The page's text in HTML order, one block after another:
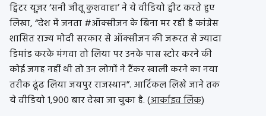
ट्विटर यूज़र ‘सनी जीतू कुशवाहा’ ने ये वीडियो ट्वीट करते हुए
लिखा, “देश में जनता #ऑक्सीजन के बिना मर रही है कांग्रेस
शासित राज्य मोदी सरकार से ऑक्सीजन की जरूरत से ज्यादा
डिमांड करके मंगवा तो लिया पर उनके पास स्टोर करने की
कोई जगह नहीं थी तो उन लोगों ने टैंकर खाली करने का नया
तरीक ढूंढ लिया जयपुर राजस्थान”. आर्टिकल लिखे जाने तक
ये वीडियो 1,900 बार देखा जा चुका है. (आर्काइव लिंक)